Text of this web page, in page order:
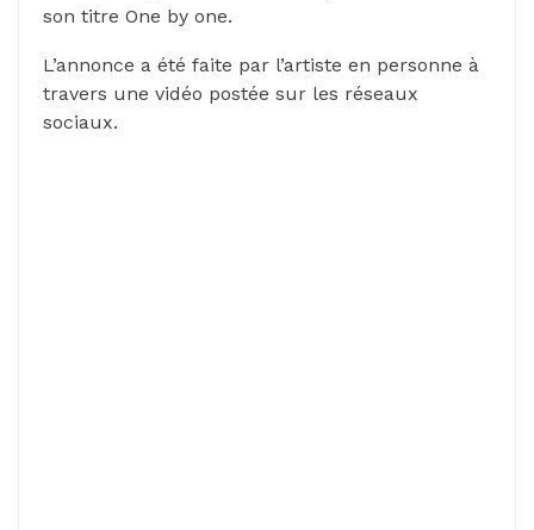
son titre One by one.
L’annonce a été faite par l’artiste en personne à
travers une vidéo postée sur les réseaux
sociaux.